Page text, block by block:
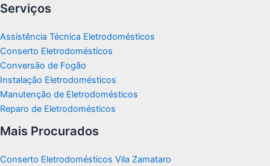
Serviços
Assistência Técnica Eletrodomésticos
Conserto Eletrodomésticos
Conversão de Fogão
Instalação Eletrodomésticos
Manutenção de Eletrodomésticos
Reparo de Eletrodomésticos
Mais Procurados
Conserto Eletrodomésticos Vila Zamataro